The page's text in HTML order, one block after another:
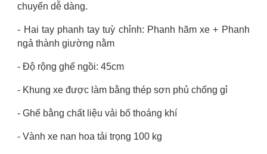
chuyển dễ dàng.
- Hai tay phanh tay tuỳ chỉnh: Phanh hãm xe + Phanh
ngả thành giường nằm
- Độ rộng ghế ngồi: 45cm
- Khung xe được làm bằngthép sơn phủ chống gỉ
- Ghế bằng chất liệuvải bố thoáng khí
- Vành xe nan hoa tải trọng 100 kg